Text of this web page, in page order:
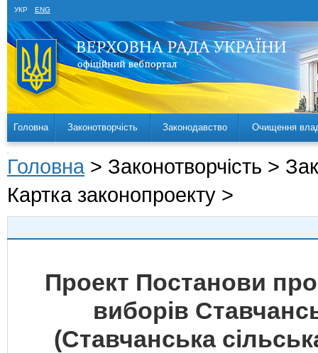
УКР ENG
Головна Законотворчість Законодавство Очищення
Головна > Законотворчість >
Картка законопроекту >
Проект Постанови
виборів
(Ставчанська